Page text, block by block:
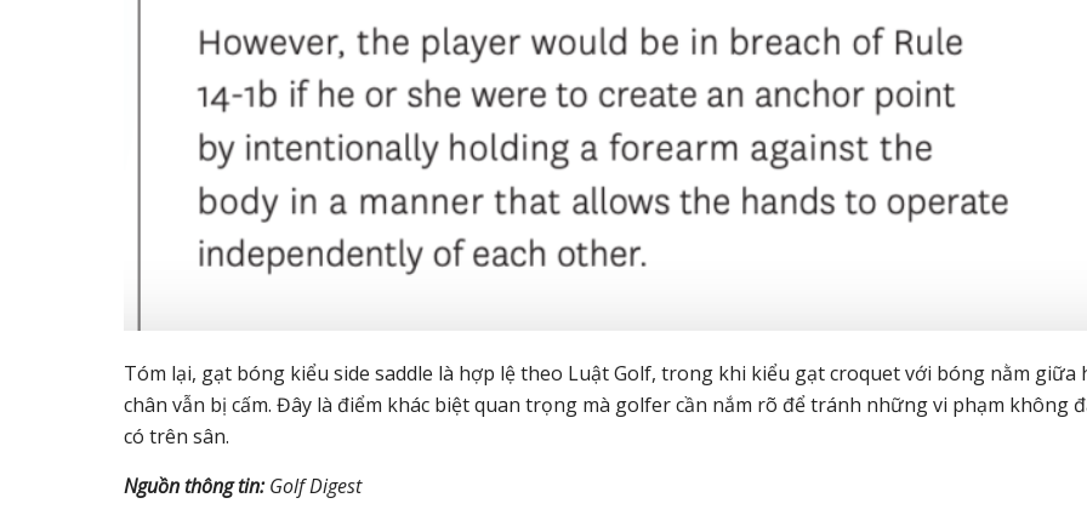
Tóm lại, gạt bóng kiểu side saddle là hợp lệ theo Luật Golf, trong khi kiểu gạt croquet với bóng nằm giữa
chân vẫn bị cấm. Đây là điểm khác biệt quan trọng mà golfer cần nắm rõ để tránh những vi phạm không
có trên sân.
Nguồn thông tin:Golf Digest